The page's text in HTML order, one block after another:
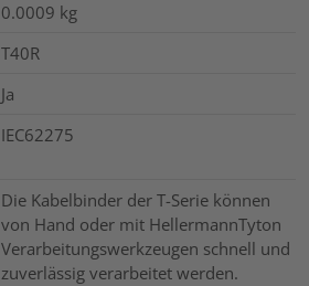
0.0009 kg
T40R
Ja
IEC62275
Die Kabelbinder der T-Serie können
von Hand oder mit HellermannTyton
Verarbeitungswerkzeugen schnell und
zuverlässig verarbeitet werden.